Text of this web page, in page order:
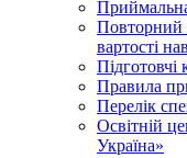
Повторний
вартості
Підготовчі
Правила
Перелік
Освітній
Україна»